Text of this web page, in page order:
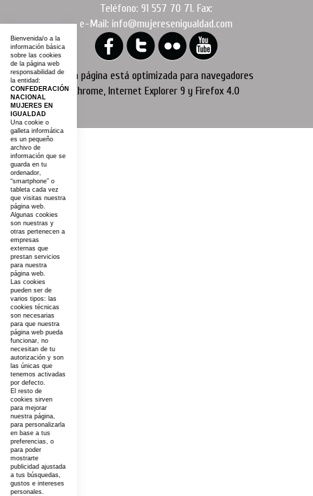
Teléfono: 91 557 70 71. Fax:
e-Mail: info@mujeresenigualdad.com
Esta página está optimizada para navegadores
Chrome, Internet Explorer 9 y Firefox 4.0
Bienvenida/o a la
información básica
sobre las cookies
de la página web
responsabilidad de
la entidad:
CONFEDERACIÓN
NACIONAL
MUJERES EN
IGUALDAD
Una cookie o
galleta informática
es un pequeño
archivo de
información que se
guarda en tu
ordenador,
“smartphone” o
tableta cada vez
que visitas nuestra
página web.
Algunas cookies
son nuestras y
otras pertenecen a
empresas
externas que
prestan servicios
para nuestra
página web.
Las cookies
pueden ser de
varios tipos: las
cookies técnicas
son necesarias
para que nuestra
página web pueda
funcionar, no
necesitan de tu
autorización y son
las únicas que
tenemos activadas
por defecto.
El resto de
cookies sirven
para mejorar
nuestra página,
para personalizarla
en base a tus
preferencias, o
para poder
mostrarte
publicidad ajustada
a tus búsquedas,
gustos e intereses
personales.